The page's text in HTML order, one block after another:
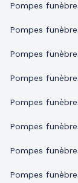
Pompes
Pompes
Pompes
Pompes
Pompes
Pompes
Pompes
Pompes